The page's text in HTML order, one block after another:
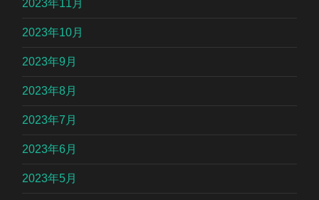
2023年11月
2023年10月
2023年9月
2023年8月
2023年7月
2023年6月
2023年5月